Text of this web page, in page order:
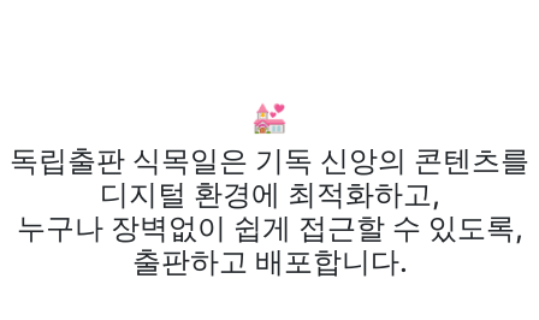
💒
독립출판 식목일은 기독 신앙의 콘텐츠를
디지털 환경에 최적화하고,
누구나 장벽없이 쉽게 접근할 수 있도록,
출판하고 배포합니다.